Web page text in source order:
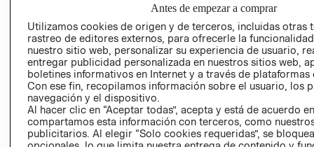
PROGRAMA DE
TRANSPARENCIA
Y ÉTICA (INGLÉS)
DE INDUSTRIA Y
COMERCIO - SIC
PETICIONES
QUEJAS Y
RECLAMOS
Antes de empezar a comprar
Utilizamos cookies de origen y de terceros, incluidas otras
rastreo de editores externos, para ofrecerle la
nuestro sitio web, personalizar su experiencia de usuario,
entregar publicidad personalizada en nuestros sitios web,
boletines informativos en Internet y a través de plataformas
Con ese fin, recopilamos información sobre el usuario, los
navegación y el dispositivo.
Al hacer clic en “Aceptar todas”, acepta y está de acuerdo
compartamos esta información con terceros, como
publicitarios. Al elegir “Solo cookies requeridas”, se